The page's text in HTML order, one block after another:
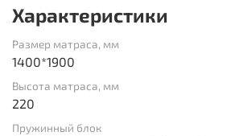
Характеристики
Размер матраса, мм
1400*1900
Высота матраса, мм
220
Пружинный блок